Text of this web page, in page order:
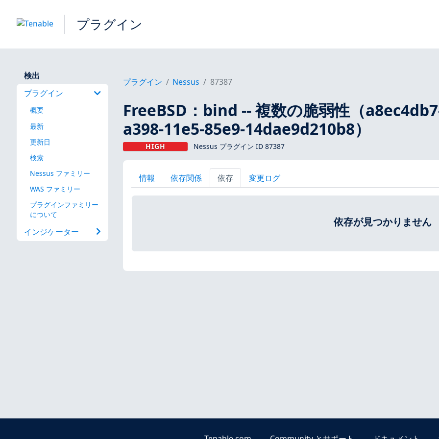
プラグイン
検出
プラグイン
概要
最新
更新日
検索
Nessus ファミリー
WAS ファミリー
プラグインファミリー
について
インジケーター
プラグイン Nessus 87387
FreeBSD：bind -- 複数の脆弱性（
a398-11e5-85e9-14dae9d210b8）
HIGH Nessus プラグイン ID 87387
情報 依存関係 依存 変更ログ
依存が見つかりません